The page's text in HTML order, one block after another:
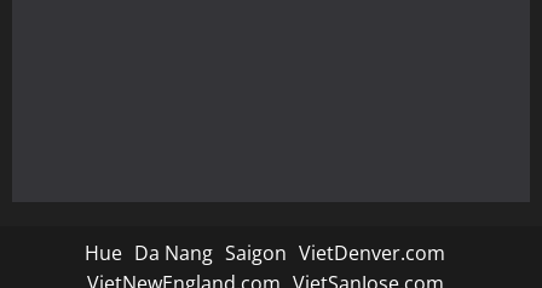
Hue Da Nang Saigon VietDenver.com
VietNewEngland.com VietSanJose.com